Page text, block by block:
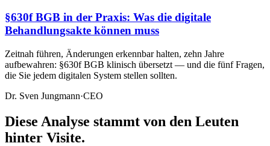
§630f BGB in der Praxis: Was die digitale
Behandlungsakte können muss
Zeitnah führen, Änderungen erkennbar halten, zehn Jahre
aufbewahren: §630f BGB klinisch übersetzt — und die fünf Fragen,
die Sie jedem digitalen System stellen sollten.
Dr. Sven Jungmann·CEO
Diese Analyse stammt von den Leuten
hinter Visite.